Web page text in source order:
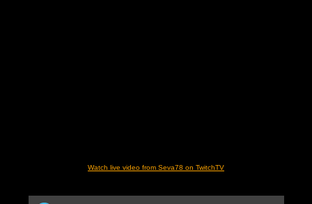
Watch live video from Seva78 on TwitchTV